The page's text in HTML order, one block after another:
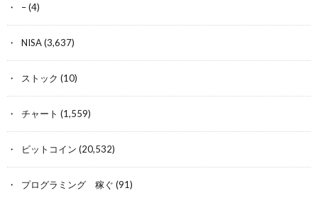
–(4)
NISA(3,637)
ストック (10)
チャート (1,559)
ビットコイン (20,532)
プログラミング 稼ぐ (91)